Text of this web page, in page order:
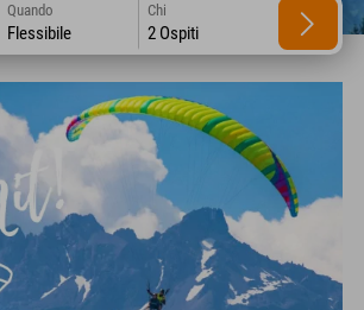
Quando
Flessibile
Chi
2 Ospiti